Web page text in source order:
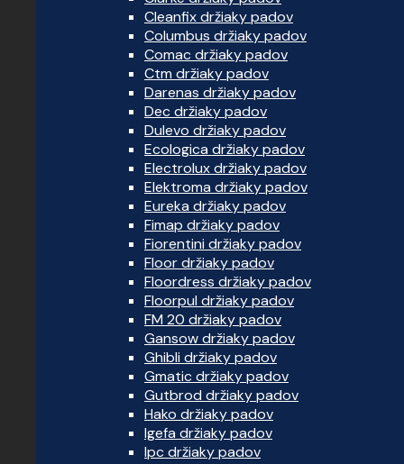
Cleanfix držiaky padov
Columbus držiaky padov
Comac držiaky padov
Ctm držiaky padov
Darenas držiaky padov
Dec držiaky padov
Dulevo držiaky padov
Ecologica držiaky padov
Electrolux držiaky padov
Elektroma držiaky padov
Eureka držiaky padov
Fimap držiaky padov
Fiorentini držiaky padov
Floor držiaky padov
Floordress držiaky padov
Floorpul držiaky padov
FM 20 držiaky padov
Gansow držiaky padov
Ghibli držiaky padov
Gmatic držiaky padov
Gutbrod držiaky padov
Hako držiaky padov
Igefa držiaky padov
Ipc držiaky padov